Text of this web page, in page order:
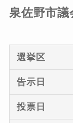
泉佐野市
選挙区
告示日
投票日